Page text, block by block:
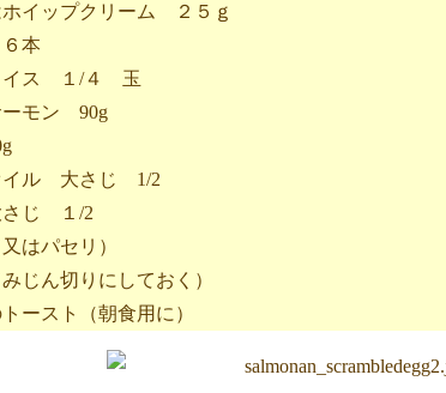
イップクリーム ２５ｇ
本
イス １/４ 玉
ーモン 90g
イル 大さじ 1/2
じ １/2
はパセリ）
じん切りにしておく）
ースト（朝食用に）